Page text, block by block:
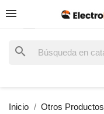
search
Inicio Otros Productos